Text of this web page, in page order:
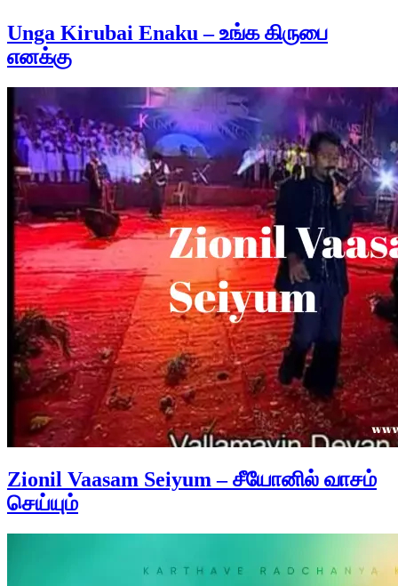
Unga Kirubai Enaku – உங்க கிருபை
எனக்கு
Zionil Vaasam Seiyum – சீயோனில் வாசம்
செய்யும்